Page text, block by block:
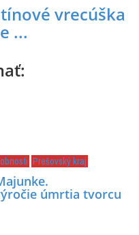
vrecúška
...
Prešovský kraj
úmrtia tvorcu